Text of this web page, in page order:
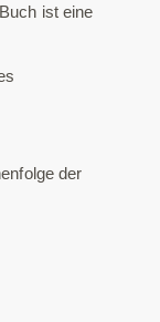
ist eine
der